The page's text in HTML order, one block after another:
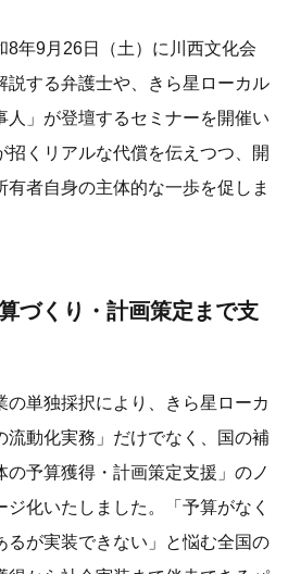
8年9月26日（土）に川西文化会
説する弁護士や、きら星ローカル
人」が登壇するセミナーを開催い
招くリアルな代償を伝えつつ、開
者自身の主体的な一歩を促しま
づくり・計画策定まで支
の単独採択により、きら星ローカ
流動化実務」だけでなく、国の補
の予算獲得・計画策定支援」のノ
化いたしました。「予算がなく
るが実装できない」と悩む全国の